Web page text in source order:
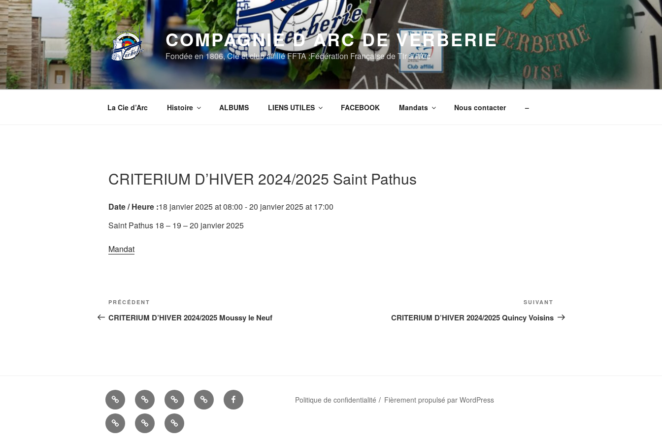
Aller
au
contenu
principal
COMPAGNIE D ARC DE VERBERIE
Fondée en 1806, Cie et club affilié FFTA :Fédération Française de Tir à l'Arc
La Cie d’Arc Histoire ALBUMS LIENS UTILES FACEBOOK Mandats Nous contacter –
CRITERIUM D’HIVER 2024/2025 Saint Pathus
Date / Heure :18 janvier 2025at08:00 -20 janvier 2025at 17:00
Saint Pathus 18 – 19 – 20 janvier 2025
Mandat
Navigation
de
Article
précédent
PRÉCÉDENT
CRITERIUM D’HIVER 2024/2025 Moussy le Neuf
suivant
SUIVANT
CRITERIUM D’HIVER 2024/2025 Quincy Voisins
La
Cie
d’Arc
Histoire ALBUMSLIENS
UTILES
FACEBOOK
MandatsNous
contacter
–
Politique de confidentialité Fièrement propulsé par WordPress